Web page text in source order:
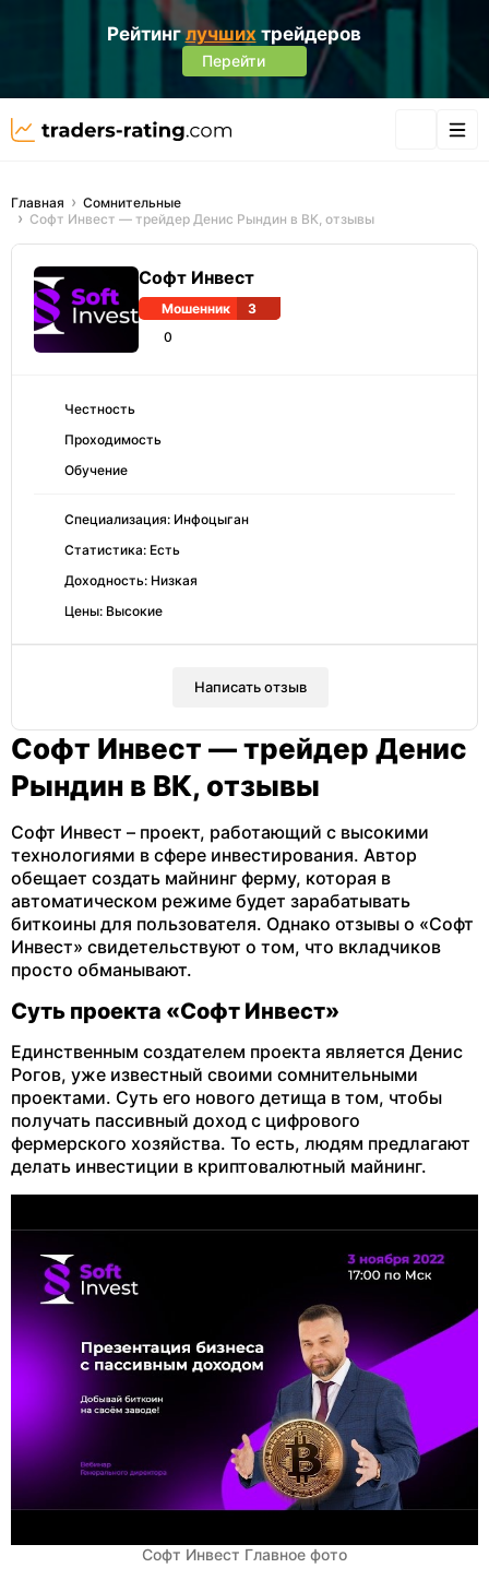
Рейтинглучших трейдеров
Перейти
Главная
Сомнительные
Софт Инвест — трейдер Денис Рындин в ВК, отзывы
Софт Инвест
Мошенник
3
0
Честность
Проходимость
Обучение
Специализация: Инфоцыган
Статистика: Есть
Доходность: Низкая
Цены: Высокие
Написать отзыв
Софт Инвест — трейдер Денис
Рындин в ВК, отзывы
Софт Инвест – проект, работающий с высокими
технологиями в сфере инвестирования. Автор
обещает создать майнинг ферму, которая в
автоматическом режиме будет зарабатывать
биткоины для пользователя. Однако отзывы о «Софт
Инвест» свидетельствуют о том, что вкладчиков
просто обманывают.
Суть проекта «Софт Инвест»
Единственным создателем проекта является Денис
Рогов, уже известный своими сомнительными
проектами. Суть его нового детища в том, чтобы
получать пассивный доход с цифрового
фермерского хозяйства. То есть, людям предлагают
делать инвестиции в криптовалютный майнинг.
Софт Инвест Главное фото